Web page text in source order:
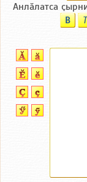
Анлӑлатса
B T